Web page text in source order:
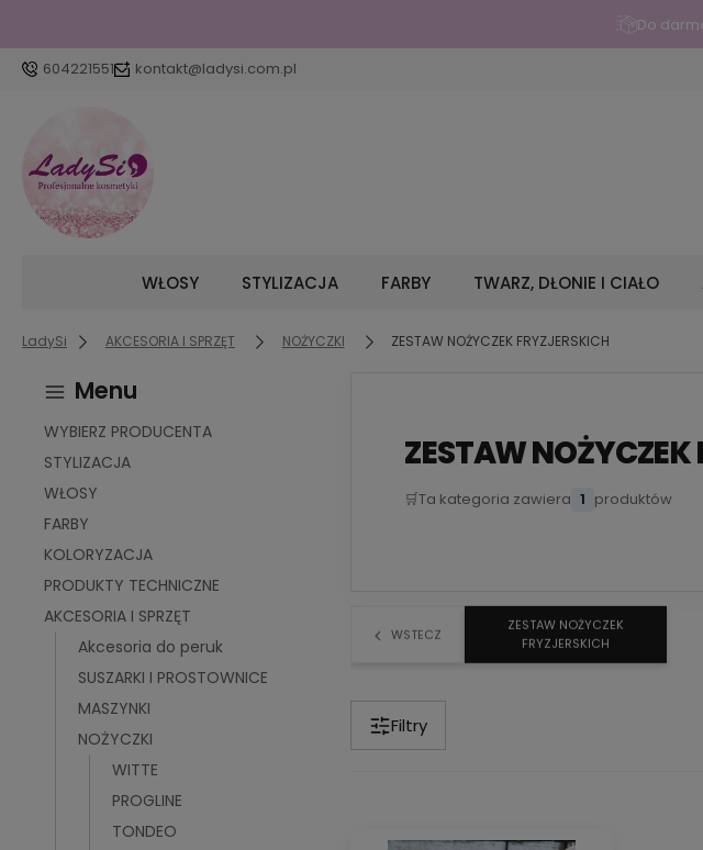
Do
604221551 kontakt@ladysi.com.pl
WŁOSY STYLIZACJA FARBY TWARZ, DŁONIE I CIAŁO
LadySi AKCESORIA I SPRZĘT NOŻYCZKI ZESTAW NOŻYCZEK FRYZJERSKICH
Menu
WYBIERZ PRODUCENTA
STYLIZACJA
WŁOSY
FARBY
KOLORYZACJA
PRODUKTY TECHNICZNE
AKCESORIA I SPRZĘT
Akcesoria do peruk
SUSZARKI I PROSTOWNICE
MASZYNKI
NOŻYCZKI
WITTE
PROGLINE
TONDEO
ZESTAW NOŻYCZEK
🛒Ta kategoria zawiera 1 produktów
WSTECZ
ZESTAW NOŻYCZEK
FRYZJERSKICH
Filtry